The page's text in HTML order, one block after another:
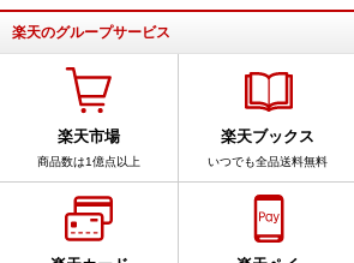
楽天のグループサービス
楽天市場
商品数は1億点以上
楽天ブックス
いつでも全品送料無料